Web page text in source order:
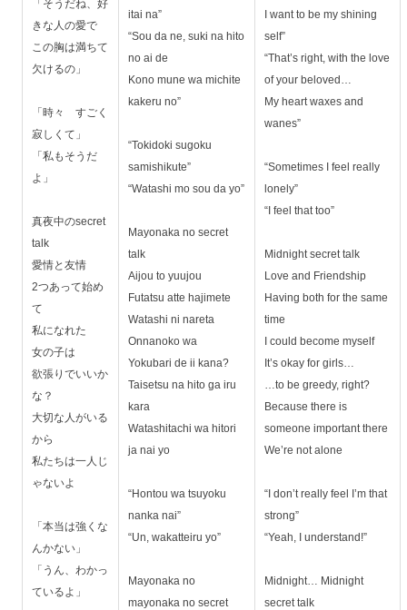
「そうだね、好
きな人の愛で
この胸は満ちて
欠けるの」
「時々 すごく
寂しくて」
「私もそうだ
よ」
真夜中のsecret
talk
愛情と友情
2つあって始め
て
私になれた
女の子は
欲張りでいいか
な？
大切な人がいる
から
私たちは一人じ
ゃないよ
「本当は強くな
んかない」
「うん、わかっ
ているよ」
itai na”
“Sou da ne, suki na hito
no ai de
Kono mune wa michite
kakeru no”
“Tokidoki sugoku
samishikute”
“Watashi mo sou da yo”
Mayonaka no secret
talk
Aijou to yuujou
Futatsu atte hajimete
Watashi ni nareta
Onnanoko wa
Yokubari de ii kana?
Taisetsu na hito ga iru
kara
Watashitachi wa hitori
ja nai yo
“Hontou wa tsuyoku
nanka nai”
“Un, wakatteiru yo”
Mayonaka no
mayonaka no secret
I want to be my shining
self”
“That’s right, with the love
of your beloved…
My heart waxes and
wanes”
“Sometimes I feel really
lonely”
“I feel that too”
Midnight secret talk
Love and Friendship
Having both for the same
time
I could become myself
It’s okay for girls…
…to be greedy, right?
Because there is
someone important there
We’re not alone
“I don’t really feel I’m that
strong”
“Yeah, I understand!”
Midnight… Midnight
secret talk